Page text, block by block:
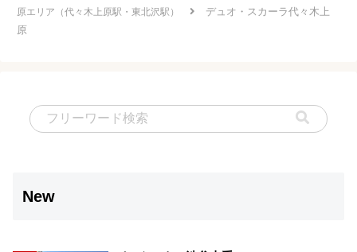
原エリア（代々木上原駅・東北沢駅）
デュオ・スカーラ代々木上
原
New